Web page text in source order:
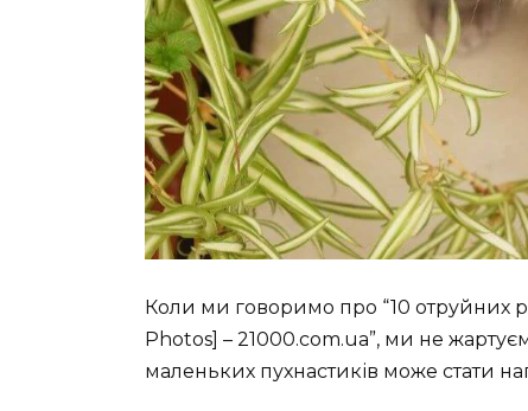
Коли ми говоримо про “10 отруйних
Photos] – 21000.com.ua”, ми не
маленьких пухнастиків може стати